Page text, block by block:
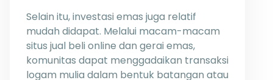
Selain itu, investasi emas juga relatif
mudah didapat. Melalui macam-macam
situs jual beli online dan gerai emas,
komunitas dapat menggadaikan transaksi
logam mulia dalam bentuk batangan atau